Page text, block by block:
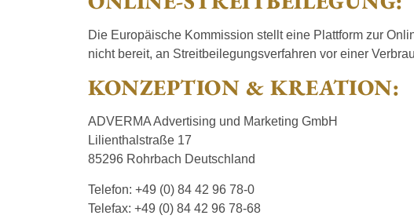
Die Europäische Kommission stellt eine Plattform zur
nicht bereit, an Streitbeilegungsverfahren vor einer
KONZEPTION & KREATION:
ADVERMA Advertising und Marketing GmbH
Lilienthalstraße 17
85296 Rohrbach Deutschland
Telefon: +49 (0) 84 42 96 78-0
Telefax: +49 (0) 84 42 96 78-68